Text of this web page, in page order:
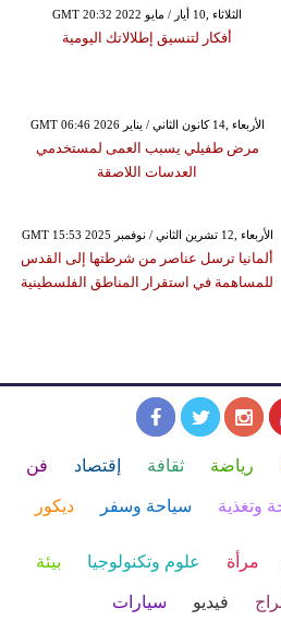
GMT 20:32 2022 الثلاثاء ,10 أيار / مايو
أفكار لتنسيق إطلالاتك اليومية
GMT 06:46 2026 الأربعاء ,14 كانون الثاني / يناير
مرض طفيلي يسبب العمى لمستخدمي
العدسات اللاصقة
GMT 15:53 2025 الأربعاء ,12 تشرين الثاني / نوفمبر
ألمانيا ترسل عناصر من شرطتها إلى القدس
للمساهمة في استقرار المناطق الفلسطينية
رياضة ثقافة إقتصاد فن
وتغذية سياحة وسفر ديكور
مرأة علوم وتكنولوجيا بيئة
فيديو سيارات